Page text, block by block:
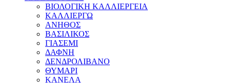
ΒΙΟΛΟΓΙΚΗ ΚΑΛΛΙΕΡΓΕΙΑ
ΚΑΛΛΙΕΡΓΩ
ΑΝΗΘΟΣ
ΒΑΣΙΛΙΚΟΣ
ΓΙΑΣΕΜΙ
ΔΑΦΝΗ
ΔΕΝΔΡΟΛΙΒΑΝΟ
ΘΥΜΑΡΙ
ΚΑΝΕΛΑ